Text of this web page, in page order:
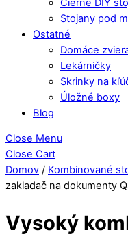
Stojany pod
Ostatné
Domáce
Lekárničky
Skrinky na
Úložné boxy
Blog
Close Menu
Close Cart
Domov / Kombinované
zakladač na dokumenty
Vysoký